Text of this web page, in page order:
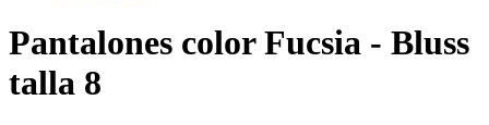
Pantalones color Fucsia - Bluss
talla 8